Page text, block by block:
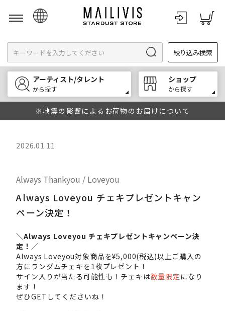
English
한국어
中文
絞り込み検索
アーティスト/タレント
から探す
ショップ
から探す
※地震の影響によるお荷物のお届けについて
2026.01.11
Always Thankyou / Loveyou
Always Loveyou チェキプレゼントキャン
ペーン決定！
＼Always Loveyou チェキプレゼントキャンペーン決
定！／
Always Loveyou対象商品を¥5,000(税込)以上ご購入の
方にランダムチェキを1枚プレゼント！
サイン入りが当たる可能性も！チェキは数量限定 になり
ます！
ぜひGETしてくださいね！